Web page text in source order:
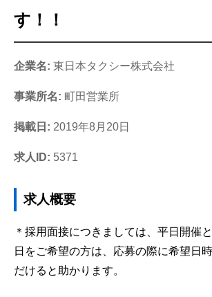
す！！
企業名: 東日本タクシー株式会社
事業所名: 町田営業所
掲載日: 2019年8月20日
求人ID: 5371
求人概要
＊採用面接につきましては、平日開催
日をご希望の方は、応募の際に希望日
だけると助かります。